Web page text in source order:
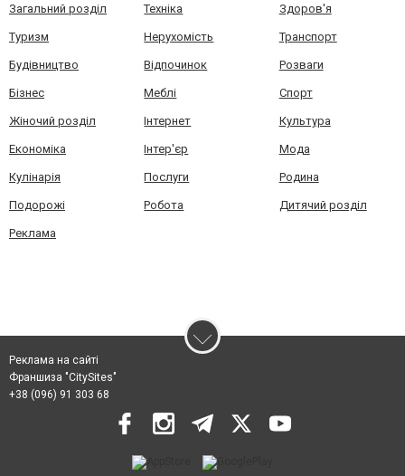
Загальний розділ Техніка Здоров'я
Туризм Нерухомість Транспорт
Будівництво Відпочинок Розваги
Бізнес Меблі Спорт
Жіночий розділ Інтернет Культура
Економіка Інтер'єр Мода
Кулінарія Послуги Родина
Подорожі Робота Дитячий розділ
Реклама
Реклама на сайті
Франшиза "CitySites"
+38 (096) 91 303 68